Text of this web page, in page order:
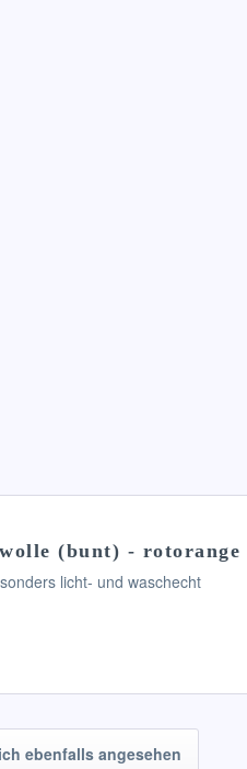
(bunt) -
licht- und waschecht
ebenfalls angesehen